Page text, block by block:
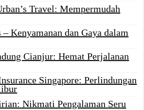
Travel: Mempermudah
Kenyamanan dan Gaya dalam
Cianjur: Hemat Perjalanan
Singapore: Perlindungan
Nikmati Pengalaman Seru